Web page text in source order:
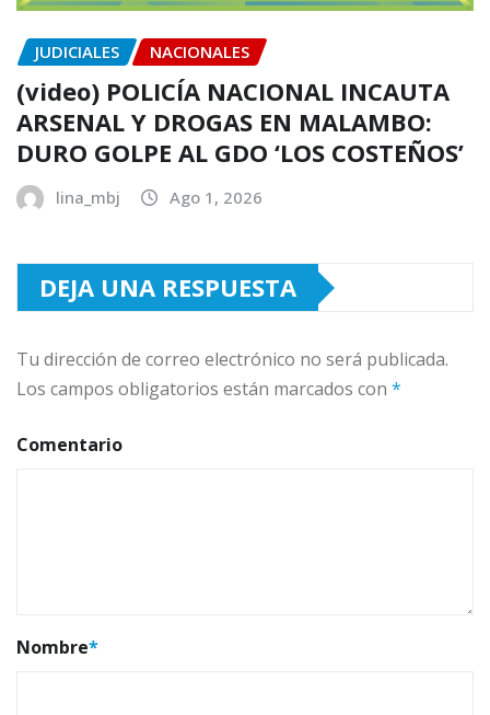
JUDICIALES NACIONALES
(video) POLICÍA NACIONAL INCAUTA
ARSENAL Y DROGAS EN MALAMBO:
DURO GOLPE AL GDO ‘LOS COSTEÑOS’
lina_mbj Ago 1, 2026
DEJA UNA RESPUESTA
Tu dirección de correo electrónico no será publicada.
Los campos obligatorios están marcados con *
Comentario
Nombre*